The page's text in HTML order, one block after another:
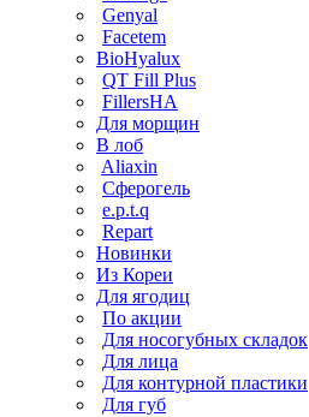
Genyal
Facetem
BioHyalux
QT Fill Plus
FillersHA
Для морщин
В лоб
Aliaxin
Сферогель
e.p.t.q
Repart
Новинки
Из Кореи
Для ягодиц
По акции
Для носогубных складок
Для лица
Для контурной пластики
Для губ